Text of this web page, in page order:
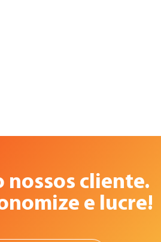
nossos cliente.
e lucre!